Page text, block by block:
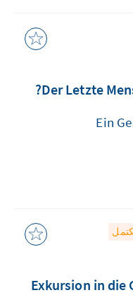
Der Letzte
Ein
Exkursion in die